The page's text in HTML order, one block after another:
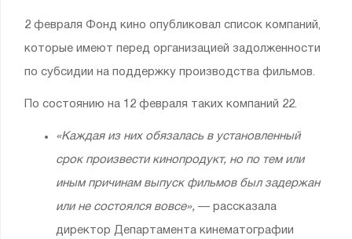
2 февраля Фонд кино опубликовал список компаний,
которые имеют перед организацией задолженности
по субсидии на поддержку производства фильмов.
По состоянию на 12 февраля таких компаний 22.
«Каждая из них обязалась в установленный
срок произвести кинопродукт, но по тем или
иным причинам выпуск фильмов был задержан
или не состоялся вовсе», — рассказала
директор Департамента кинематографии